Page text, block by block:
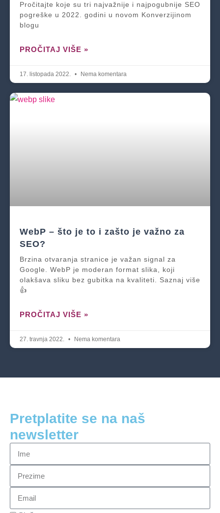
Pročitajte koje su tri najvažnije i najpogubnije SEO
pogreške u 2022. godini u novom Konverzijinom
blogu
PROČITAJ VIŠE »
17. listopada 2022. Nema komentara
WebP – što je to i zašto je važno za
SEO?
Brzina otvaranja stranice je važan signal za
Google. WebP je moderan format slika, koji
olakšava sliku bez gubitka na kvaliteti. Saznaj više
👍
PROČITAJ VIŠE »
27. travnja 2022. Nema komentara
Pretplatite se na naš
newsletter